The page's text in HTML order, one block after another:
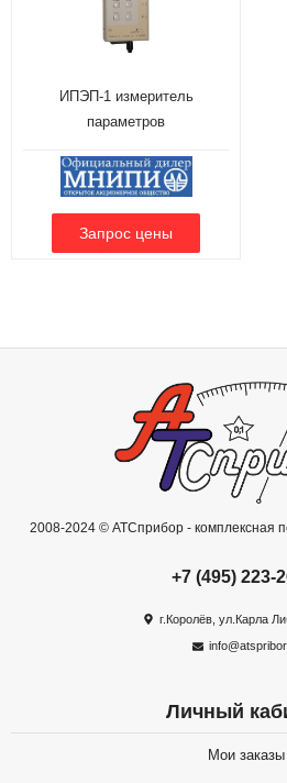
ИПЭП-1 измеритель
параметров
2008-2024 © АТСприбор - комплексная
+7 (495) 223-
г.Королёв, ул.Карла
Личный
Мои заказы